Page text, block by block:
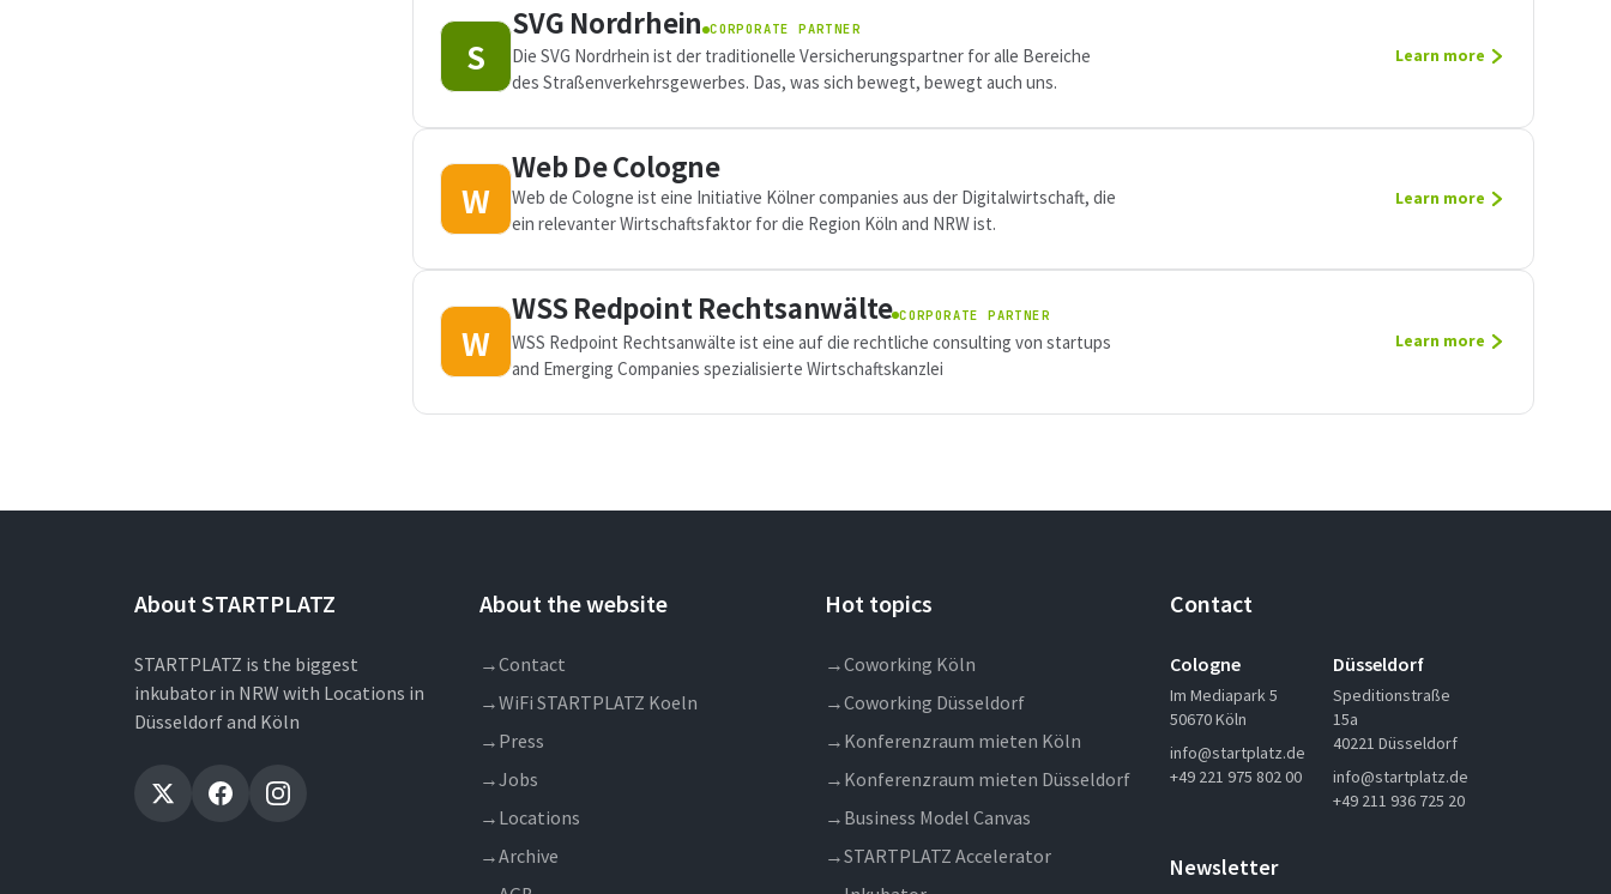
S
SVG Nordrhein CORPORATE PARTNER
Die SVG Nordrhein ist der traditionelle Versicherungspartner for alle Bereiche
des Straßenverkehrsgewerbes. Das, was sich bewegt, bewegt auch uns.
Learn more
W
Web De Cologne
Web de Cologne ist eine Initiative Kölner companies aus der Digitalwirtschaft, die
ein relevanter Wirtschaftsfaktor for die Region Köln and NRW ist.
Learn more
W
WSS Redpoint Rechtsanwälte CORPORATE PARTNER
WSS Redpoint Rechtsanwälte ist eine auf die rechtliche consulting von startups
and Emerging Companies spezialisierte Wirtschaftskanzlei
Learn more
About STARTPLATZ
STARTPLATZ is the biggest
inkubator in NRW with Locations in
Düsseldorf and Köln
About the website
→Contact
→WiFi STARTPLATZ Koeln
→ Press
→Jobs
→ Locations
→Archive
Hot topics
→Coworking Köln
→Coworking Düsseldorf
→ Konferenzraum mieten Köln
→ Konferenzraum mieten Düsseldorf
→ Business Model Canvas
→STARTPLATZ Accelerator
Contact
Cologne
Im Mediapark 5
50670 Köln
info@startplatz.de
+49 221 975 802 00
Düsseldorf
Speditionstraße
15a
40221 Düsseldorf
info@startplatz.de
+49 211 936 725 20
Newsletter